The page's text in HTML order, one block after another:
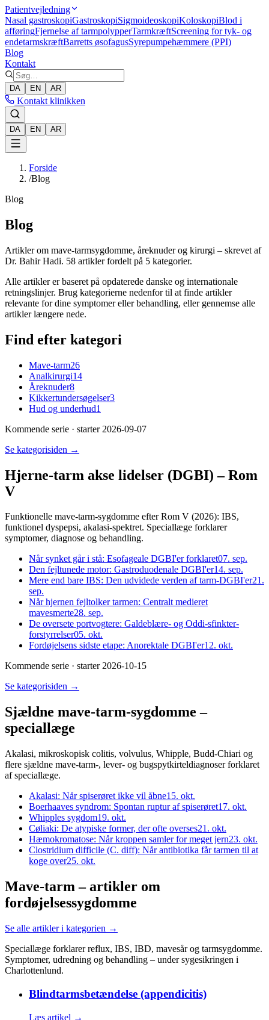
Patientvejledning
Nasal gastroskopiGastroskopiSigmoideoskopiKoloskopiBlod i
afføringFjernelse af tarmpolypperTarmkræftScreening for tyk- og
endetarmskræftBarretts øsofagusSyrepumpehæmmere (PPI)
Blog
Kontakt
DA EN AR
Kontakt klinikken
DA EN AR
Forside
/Blog
Blog
Blog
Artikler om mave-tarmsygdomme, åreknuder og kirurgi – skrevet af
Dr. Bahir Hadi. 58 artikler fordelt på 5 kategorier.
Alle artikler er baseret på opdaterede danske og internationale
retningslinjer. Brug kategorierne nedenfor til at finde artikler
relevante for dine symptomer eller behandling, eller gennemse alle
artikler længere nede.
Find efter kategori
Mave-tarm26
Analkirurgi14
Åreknuder8
Kikkertundersøgelser3
Hud og underhud1
Kommende serie · starter 2026-09-07
Se kategorisiden →
Hjerne-tarm akse lidelser (DGBI) – Rom
V
Funktionelle mave-tarm-sygdomme efter Rom V (2026): IBS,
funktionel dyspepsi, akalasi-spektret. Speciallæge forklarer
symptomer, diagnose og behandling.
Når synket går i stå: Esofageale DGBI'er forklaret07. sep.
Den fejltunede motor: Gastroduodenale DGBI'er14. sep.
Mere end bare IBS: Den udvidede verden af tarm-DGBI'er21.
sep.
Når hjernen fejltolker tarmen: Centralt medieret
mavesmerte28. sep.
De oversete portvogtere: Galdeblære- og Oddi-sfinkter-
forstyrrelser05. okt.
Fordøjelsens sidste etape: Anorektale DGBI'er12. okt.
Kommende serie · starter 2026-10-15
Se kategorisiden →
Sjældne mave-tarm-sygdomme –
speciallæge
Akalasi, mikroskopisk colitis, volvulus, Whipple, Budd-Chiari og
flere sjældne mave-tarm-, lever- og bugspytkirteldiagnoser forklaret
af speciallæge.
Akalasi: Når spiserøret ikke vil åbne15. okt.
Boerhaaves syndrom: Spontan ruptur af spiserøret17. okt.
Whipples sygdom19. okt.
Cøliaki: De atypiske former, der ofte overses21. okt.
Hæmokromatose: Når kroppen samler for meget jern23. okt.
Clostridium difficile (C. diff): Når antibiotika får tarmen til at
koge over25. okt.
Mave-tarm – artikler om
fordøjelsessygdomme
Se alle artikler i kategorien →
Speciallæge forklarer reflux, IBS, IBD, mavesår og tarmsygdomme.
Symptomer, udredning og behandling – under sygesikringen i
Charlottenlund.
Blindtarmsbetændelse (appendicitis)
Læs artikel →